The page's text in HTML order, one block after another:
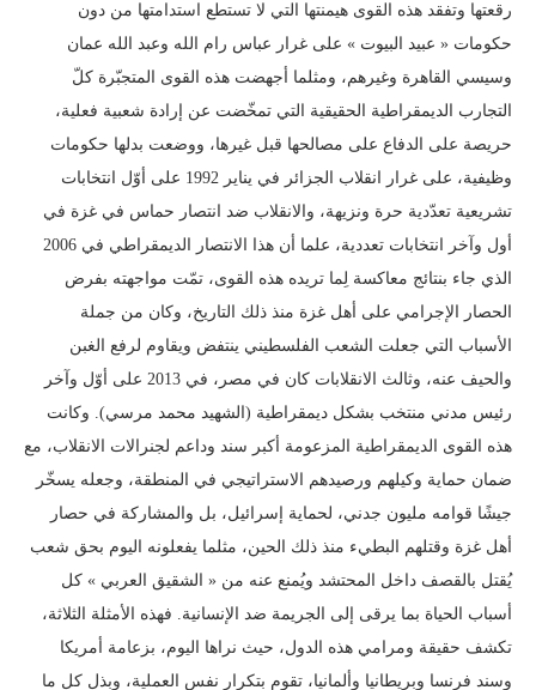
رقعتها وتفقد هذه القوى هيمنتها التي لا تستطع استدامتها من دون
حكومات « عبيد البيوت » على غرار عباس رام الله وعبد الله عمان
وسيسي القاهرة وغيرهم، ومثلما أجهضت هذه القوى المتجبّرة كلّ
التجارب الديمقراطية الحقيقية التي تمخّضت عن إرادة شعبية فعلية،
حريصة على الدفاع على مصالحها قبل غيرها، ووضعت بدلها حكومات
وظيفية، على غرار انقلاب الجزائر في يناير 1992 على أوّل انتخابات
تشريعية تعدّدية حرة ونزيهة، والانقلاب ضد انتصار حماس في غزة في
أول وآخر انتخابات تعددية، علما أن هذا الانتصار الديمقراطي في 2006
الذي جاء بنتائج معاكسة لِما تريده هذه القوى، تمّت مواجهته بفرض
الحصار الإجرامي على أهل غزة منذ ذلك التاريخ، وكان من جملة
الأسباب التي جعلت الشعب الفلسطيني ينتفض ويقاوم لرفع الغبن
والحيف عنه، وثالث الانقلابات كان في مصر، في 2013 على أوّل وآخر
رئيس مدني منتخب بشكل ديمقراطية (الشهيد محمد مرسي). وكانت
هذه القوى الديمقراطية المزعومة أكبر سند وداعم لجنرالات الانقلاب، مع
ضمان حماية وكيلهم ورصيدهم الاستراتيجي في المنطقة، وجعله يسخّر
جيشًا قوامه مليون جدني، لحماية إسرائيل، بل والمشاركة في حصار
أهل غزة وقتلهم البطيء منذ ذلك الحين، مثلما يفعلونه اليوم بحق شعب
يُقتل بالقصف داخل المحتشد ويُمنع عنه من « الشقيق العربي » كل
أسباب الحياة بما يرقى إلى الجريمة ضد الإنسانية. فهذه الأمثلة الثلاثة،
تكشف حقيقة ومرامي هذه الدول، حيث نراها اليوم، بزعامة أمريكا
وسند فرنسا وبريطانيا وألمانيا، تقوم بتكرار نفس العملية، وبذل كل ما